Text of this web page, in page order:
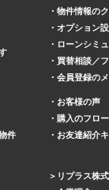
件
物件情報の
オプション
ローンシミ
買替相談／
会員登録の
お客様の声
購入のフロー
お友達紹介
リプラス株